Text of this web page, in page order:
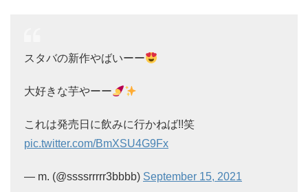
スタバの新作やばいーー
大好きな芋やーー
これは発売日に飲みに行かねば!!笑
pic.twitter.com/BmXSU4G9Fx
— m. (@ssssrrrrr3bbbb) September 15, 2021